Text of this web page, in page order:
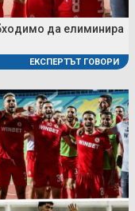
да елиминира
ЕКСПЕРТЪТ ГОВОРИ